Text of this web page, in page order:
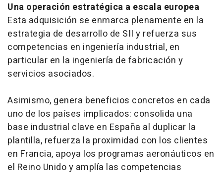
Una operación estratégica a escala europea
Esta adquisición se enmarca plenamente en la
estrategia de desarrollo de SII y refuerza sus
competencias en ingeniería industrial, en
particular en la ingeniería de fabricación y
servicios asociados.
Asimismo, genera beneficios concretos en cada
uno de los países implicados: consolida una
base industrial clave en España al duplicar la
plantilla, refuerza la proximidad con los clientes
en Francia, apoya los programas aeronáuticos en
el Reino Unido y amplía las competencias